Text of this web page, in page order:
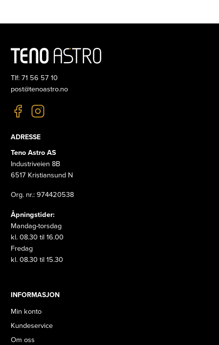
Tlf: 71 56 57 10
post@tenoastro.no
ADRESSE
Teno Astro AS
Industriveien 8B
6517 Kristiansund N
Org. nr.: 974420538
Åpningstider:
Mandag-torsdag
kl. 08.30 til 16.00
Fredag
kl. 08.30 til 15.30
INFORMASJON
Min konto
Kundeservice
Om oss